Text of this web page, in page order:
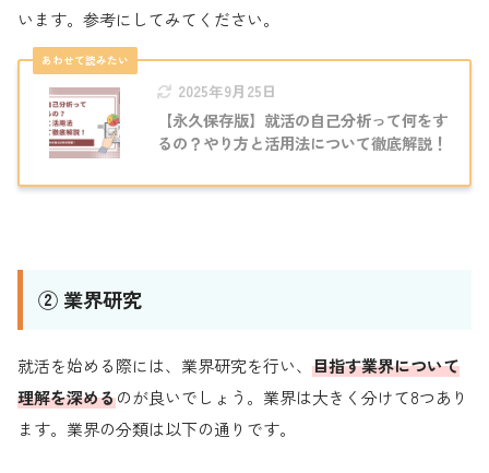
います。参考にしてみてください。
2025年9月25日
【永久保存版】就活の自己分析って何をす
るの？やり方と活用法について徹底解説！
② 業界研究
就活を始める際には、業界研究を行い、 目指す業界について
理解を深めるのが良いでしょう。業界は大きく分けて8つあり
ます。業界の分類は以下の通りです。